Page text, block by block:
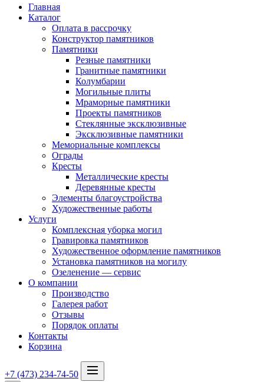
Главная
Каталог
Оплата в рассрочку
Конструктор памятников
Памятники
Резные памятники
Гранитные памятники
Колумбарии
Могильные плиты
Мраморные памятники
Проекты памятников
Стеклянные эксклюзивные
Эксклюзивные памятники
Мемориальные комплексы
Ограды
Кресты
Металлические кресты
Деревянные кресты
Элементы благоустройства
Художественные работы
Услуги
Комплексная уборка могил
Гравировка памятников
Художественное оформление памятников
Установка памятников на могилу
Озеленение — сервис
О компании
Производство
Галерея работ
Отзывы
Порядок оплаты
Контакты
Корзина
+7 (473) 234-74-50